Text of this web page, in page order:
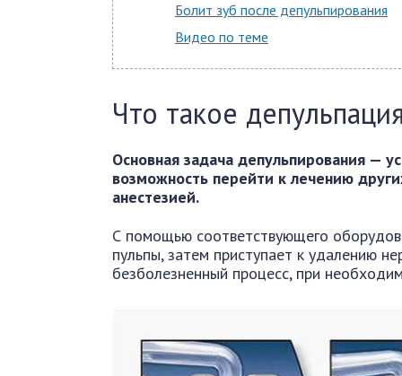
Болит зуб после депульпирования
Видео по теме
Что такое
Основная задача депульпирования —
возможность перейти к лечению
анестезией.
С помощью соответствующего
пульпы, затем приступает к удалению
безболезненный процесс, при